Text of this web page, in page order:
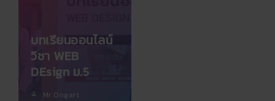
บทเรียนออนไลน์
วิชา WEB
DEsign ม.5
Mr.Ongart